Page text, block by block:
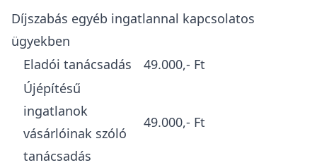
Díjszabás egyéb ingatlannal kapcsolatos
ügyekben
Eladói tanácsadás
49.000,- Ft
Újépítésű
ingatlanok
vásárlóinak szóló
tanácsadás
49.000,- Ft